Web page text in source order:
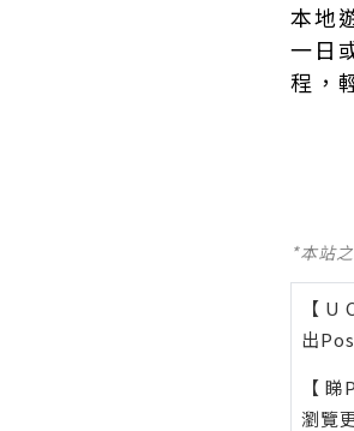
本地
一日
程，
*本站
【 U
出
【
瀏覽